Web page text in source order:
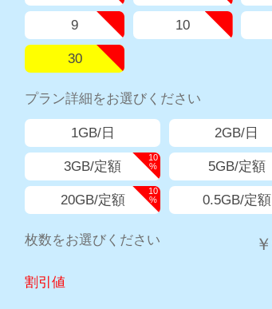
9 10
30
プラン詳細をお選びください
1GB/日 2GB/日
3GB/定額
10
%
5GB/定額
20GB/定額
10
%
0.5GB/定額
枚数をお選びください ￥
割引値